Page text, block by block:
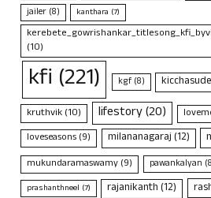
jailer (8) kanthara (7)
(10)
kfi (221) kgf(8)
kruthvik(10) lifestory(20)
loveseasons (9) milananagaraj(12)
mukundaramaswamy (9) pawankalyan
prashanthneel (7) rajanikanth(12)